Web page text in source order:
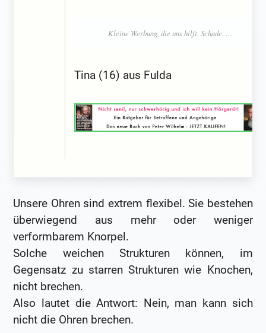
Tina (16) aus Fulda
Unsere Ohren sind extrem flexibel. Sie bestehen
überwiegend aus mehr oder weniger
verformbarem Knorpel.
Solche weichen Strukturen können, im
Gegensatz zu starren Strukturen wie Knochen,
nicht brechen.
Also lautet die Antwort: Nein, man kann sich
nicht die Ohren brechen.